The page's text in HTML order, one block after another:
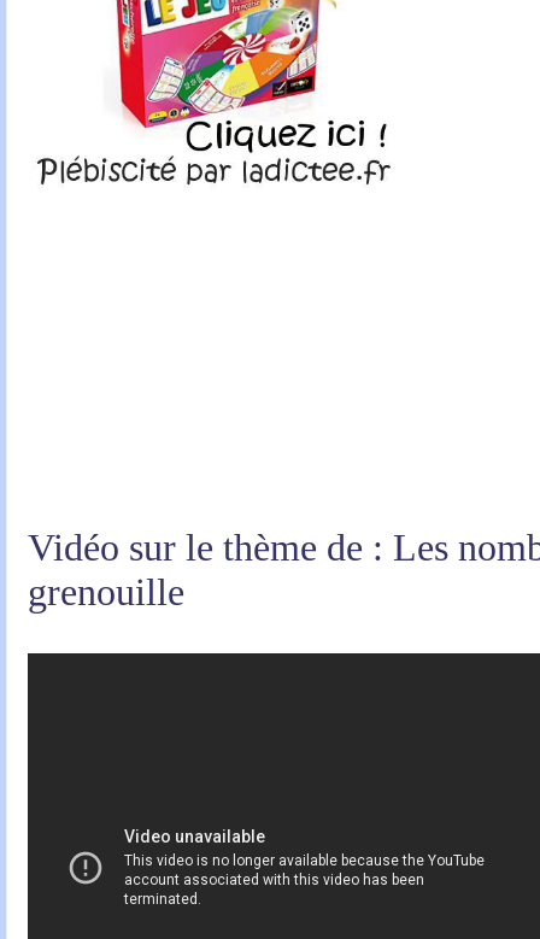
Vidéo sur le thème de : Les
grenouille